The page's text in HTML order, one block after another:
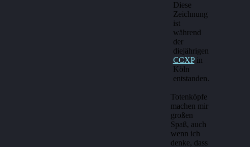
Diese
Zeichnung
ist
während
der
diejährigen
CCXPin
Köln
entstanden.
Totenköpfe
machen mir
großen
Spaß, auch
wenn ich
denke, dass